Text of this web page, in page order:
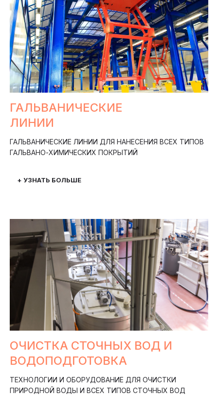
ГАЛЬВАНИЧЕСКИЕ
ЛИНИИ
ГАЛЬВАНИЧЕСКИЕ ЛИНИИ ДЛЯ НАНЕСЕНИЯ ВСЕХ ТИПОВ
ГАЛЬВАНО-ХИМИЧЕСКИХ ПОКРЫТИЙ
+ УЗНАТЬ БОЛЬШЕ
ОЧИСТКА СТОЧНЫХ ВОД И
ВОДОПОДГОТОВКА
ТЕХНОЛОГИИ И ОБОРУДОВАНИЕ ДЛЯ ОЧИСТКИ
ПРИРОДНОЙ ВОДЫ И ВСЕХ ТИПОВ СТОЧНЫХ ВОД